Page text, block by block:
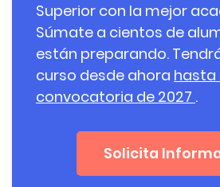
Superior con la mejor
Súmate a cientos de
están preparando.
curso desde ahora hasta
convocatoria de 2027 .
Solicita